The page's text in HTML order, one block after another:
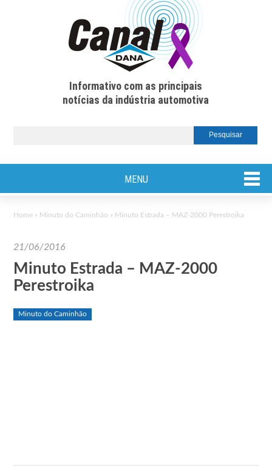
Informativo com as principais
notícias da indústria automotiva
MENU
Home » Minuto do Caminhão » Minuto Estrada – MAZ-2000 Perestroika
21/06/2016
Minuto Estrada – MAZ-2000
Perestroika
Minuto do Caminhão